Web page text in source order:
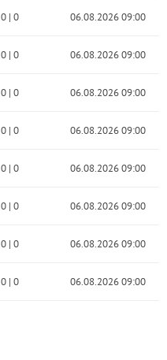
0| 0 06.08.2026 09:00
0| 0 06.08.2026 09:00
0| 0 06.08.2026 09:00
0| 0 06.08.2026 09:00
0| 0 06.08.2026 09:00
0| 0 06.08.2026 09:00
0| 0 06.08.2026 09:00
0| 0 06.08.2026 09:00